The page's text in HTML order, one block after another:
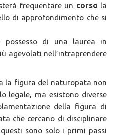
frequentare un corso la
di approfondimento che si
di una laurea in
agevolati nell’intraprendere
la figura del naturopata non
legale, ma esistono diverse
della figura di
che cercano di disciplinare
sono solo i primi passi